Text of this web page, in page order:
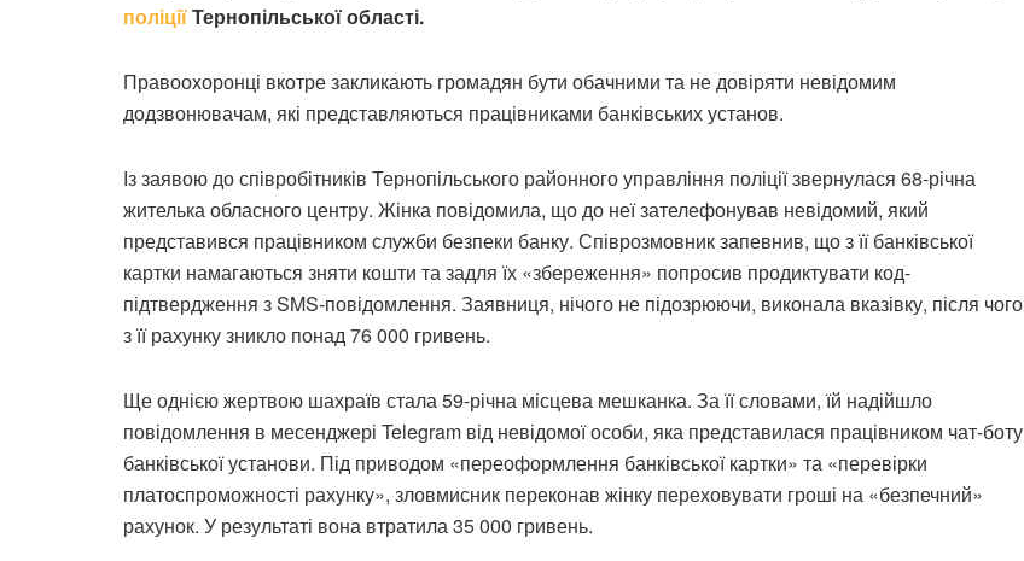
поліціїТернопільської області.
Правоохоронці вкотре закликають громадян бути обачними та не довіряти невідомим
додзвонювачам, які представляються працівниками банківських установ.
Із заявою до співробітників Тернопільського районного управління поліції звернулася 68-річна
жителька обласного центру. Жінка повідомила, що до неї зателефонував невідомий, який
представився працівником служби безпеки банку. Співрозмовник запевнив, що з її банківської
картки намагаються зняти кошти та задля їх «збереження» попросив продиктувати код-
підтвердження з SMS-повідомлення. Заявниця, нічого не підозрюючи, виконала вказівку, після чого
з її рахунку зникло понад 76 000 гривень.
Ще однією жертвою шахраїв стала 59-річна місцева мешканка. За її словами, їй надійшло
повідомлення в месенджері Telegram від невідомої особи, яка представилася працівником чат-боту
банківської установи. Під приводом «переоформлення банківської картки» та «перевірки
платоспроможності рахунку», зловмисник переконав жінку переховувати гроші на «безпечний»
рахунок. У результаті вона втратила 35 000 гривень.